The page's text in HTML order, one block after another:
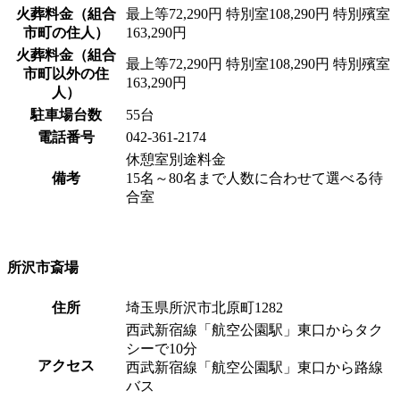
火葬料金（組合
市町の住人）
最上等72,290円 特別室108,290円 特別殯室
163,290円
火葬料金（組合
市町以外の住
人）
最上等72,290円 特別室108,290円 特別殯室
163,290円
駐車場台数
55台
電話番号
042-361-2174
備考
休憩室別途料金
15名～80名まで人数に合わせて選べる待
合室
所沢市斎場
住所 埼玉県所沢市北原町1282
アクセス
西武新宿線「航空公園駅」東口からタク
シーで10分
西武新宿線「航空公園駅」東口から路線
バス